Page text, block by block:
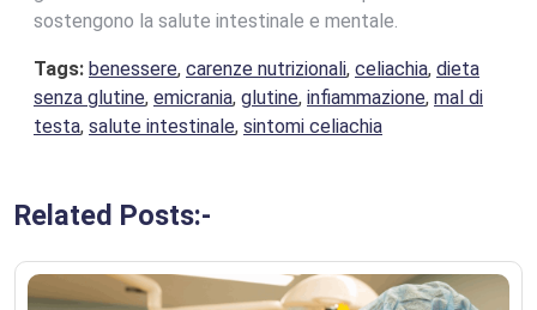
sostengono la salute intestinale e mentale.
Tags: benessere, carenze nutrizionali, celiachia, dieta
senza glutine, emicrania, glutine, infiammazione, mal di
testa, salute intestinale, sintomi celiachia
Related Posts:-